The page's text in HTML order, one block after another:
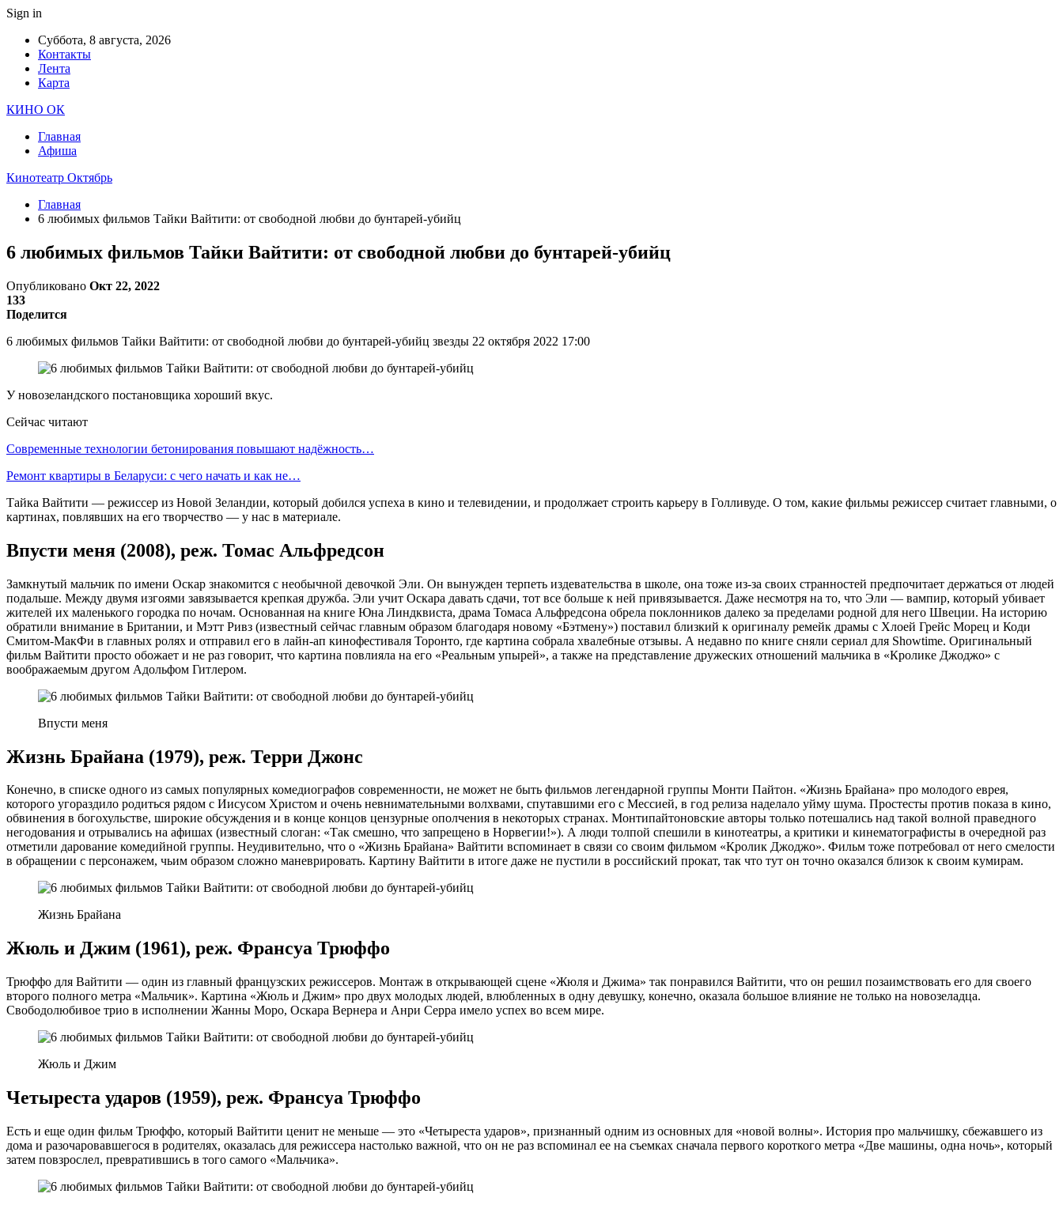
Sign in
Суббота, 8 августа, 2026
Контакты
Лента
Карта
КИНО ОК
Главная
Афиша
Кинотеатр Октябрь
Главная
6 любимых фильмов Тайки Вайтити: от свободной любви до бунтарей-убийц
6 любимых фильмов Тайки Вайтити: от свободной любви до бунтарей-убийц
Опубликовано Окт 22, 2022
133
Поделится
6 любимых фильмов Тайки Вайтити: от свободной любви до бунтарей-убийц звезды 22 октября 2022 17:00
У новозеландского постановщика хороший вкус.
Сейчас читают
Современные технологии бетонирования повышают надёжность…
Ремонт квартиры в Беларуси: с чего начать и как не…
Тайка Вайтити — режиссер из Новой Зеландии, который добился успеха в кино и телевидении, и продолжает строить карьеру в Голливуде. О том, какие фильмы режиссер считает главными, о
картинах, повлявших на его творчество — у нас в материале.
Впусти меня (2008), реж. Томас Альфредсон
Замкнутый мальчик по имени Оскар знакомится с необычной девочкой Эли. Он вынужден терпеть издевательства в школе, она тоже из-за своих странностей предпочитает держаться от людей
подальше. Между двумя изгоями завязывается крепкая дружба. Эли учит Оскара давать сдачи, тот все больше к ней привязывается. Даже несмотря на то, что Эли — вампир, который убивает
жителей их маленького городка по ночам. Основанная на книге Юна Линдквиста, драма Томаса Альфредсона обрела поклонников далеко за пределами родной для него Швеции. На историю
обратили внимание в Британии, и Мэтт Ривз (известный сейчас главным образом благодаря новому «Бэтмену») поставил близкий к оригиналу ремейк драмы с Хлоей Грейс Морец и Коди
Смитом-МакФи в главных ролях и отправил его в лайн-ап кинофестиваля Торонто, где картина собрала хвалебные отзывы. А недавно по книге сняли сериал для Showtime. Оригинальный
фильм Вайтити просто обожает и не раз говорит, что картина повлияла на его «Реальным упырей», а также на представление дружеских отношений мальчика в «Кролике Джоджо» с
воображаемым другом Адольфом Гитлером.
Впусти меня
Жизнь Брайана (1979), реж. Терри Джонс
Конечно, в списке одного из самых популярных комедиографов современности, не может не быть фильмов легендарной группы Монти Пайтон. «Жизнь Брайана» про молодого еврея,
которого угораздило родиться рядом с Иисусом Христом и очень невнимательными волхвами, спутавшими его с Мессией, в год релиза наделало уйму шума. Простесты против показа в кино,
обвинения в богохульстве, широкие обсуждения и в конце концов цензурные ополчения в некоторых странах. Монтипайтоновские авторы только потешались над такой волной праведного
негодования и отрывались на афишах (известный слоган: «Так смешно, что запрещено в Норвегии!»). А люди толпой спешили в кинотеатры, а критики и кинематографисты в очередной раз
отметили дарование комедийной группы. Неудивительно, что о «Жизнь Брайана» Вайтити вспоминает в связи со своим фильмом «Кролик Джоджо». Фильм тоже потребовал от него смелости
в обращении с персонажем, чьим образом сложно маневрировать. Картину Вайтити в итоге даже не пустили в российский прокат, так что тут он точно оказался близок к своим кумирам.
Жизнь Брайана
Жюль и Джим (1961), реж. Франсуа Трюффо
Трюффо для Вайтити — один из главный французских режиссеров. Монтаж в открывающей сцене «Жюля и Джима» так понравился Вайтити, что он решил позаимствовать его для своего
второго полного метра «Мальчик». Картина «Жюль и Джим» про двух молодых людей, влюбленных в одну девушку, конечно, оказала большое влияние не только на новозеладца.
Свободолюбивое трио в исполнении Жанны Моро, Оскара Вернера и Анри Серра имело успех во всем мире.
Жюль и Джим
Четыреста ударов (1959), реж. Франсуа Трюффо
Есть и еще один фильм Трюффо, который Вайтити ценит не меньше — это «Четыреста ударов», признанный одним из основных для «новой волны». История про мальчишку, сбежавшего из
дома и разочаровавшегося в родителях, оказалась для режиссера настолько важной, что он не раз вспоминал ее на съемках сначала первого короткого метра «Две машины, одна ночь», который
затем повзрослел, превратившись в того самого «Мальчика».